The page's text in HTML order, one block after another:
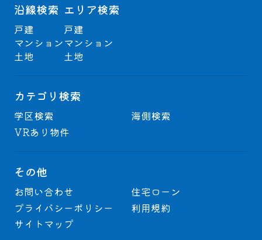
沿線検索
戸建
マンション
土地
エリア検索
戸建
マンション
土地
カテゴリ検索
学区検索
海側検索
VRあり物件
その他
お問い合わせ
住宅ローン
プライバシーポリシー
利用規約
サイトマップ